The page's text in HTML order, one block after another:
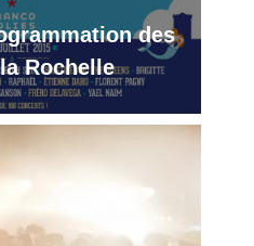
des
Rochelle